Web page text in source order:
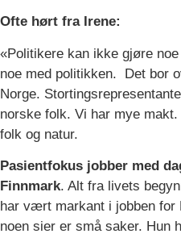
Ofte hørt fra Irene:
«Politikere kan ikke gjøre
noe med politikken. Det bor
Norge.
norske folk. Vi har mye
folk og natur.
Pasientfokus jobber med
Finnmark. Alt fra livets
har vært markant i jobben for
noen sier er små saker. Hun